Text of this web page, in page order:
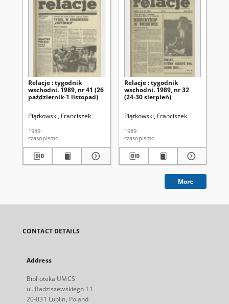
Relacje : tygodnik
wschodni. 1989, nr 41 (26
październik-1 listopad)
Piątkowski, Franciszek
1989
czasopismo
Relacje : tygodnik
wschodni. 1989, nr 32
(24-30 sierpień)
Piątkowski, Franciszek
1989
czasopismo
More
CONTACT DETAILS
Address
Biblioteka UMCS
ul. Radziszewskiego 11
20-031 Lublin, Poland